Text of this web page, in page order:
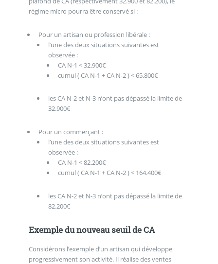
régime micro pourra être conservé si :
Pour un artisan ou profession libérale :
l’une des deux situations suivantes est
observée :
CA N-1 < 32.900€
cumul ( CA N-1 + CA N-2 ) < 65.800€
les CA N-2 et N-3 n’ont pas dépassé la limite de
32.900€
Pour un commerçant :
l’une des deux situations suivantes est
observée :
CA N-1 < 82.200€
cumul ( CA N-1 + CA N-2 ) < 164.400€
les CA N-2 et N-3 n’ont pas dépassé la limite de
82.200€
Exemple du nouveau seuil de CA
Considérons l’exemple d’un artisan qui développe
progressivement son activité. Il réalise des ventes